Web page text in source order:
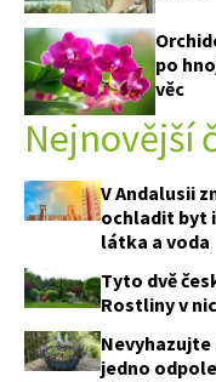
po
věc
Nejnovější
V Andalusii
ochladit byt
látka a voda
Tyto dvě
Rostliny v
jedno